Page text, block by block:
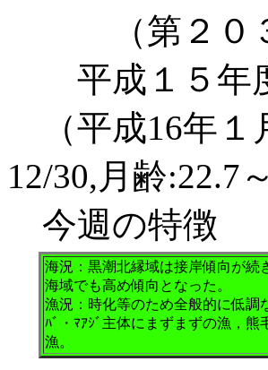
（第２０３
平成１５年
（平成16年１
12/30,月齢:22.7
今週の特徴
海況：黒潮北縁域は接岸傾向が続
海域でも高め傾向となった。
漁況：時化等のため全般的に低調
ﾊﾞ・ﾏｱｼﾞ主体にまずまずの漁，
漁。